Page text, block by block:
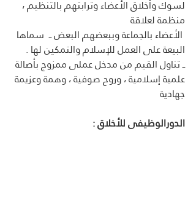
لسوك وأخلاق الأعضاء وترابتهم بالتنظيم ،
منظمة لعلاقة
الأعضاء بالجماعة وببعضهم البعض ــ  سماها
البيعة على العمل للإسلام والتمكين لها .
ــ تناول القيم من مدخل عملى ممزوج بأصالة
علمية إسلامية ، وروح صوفية ، وهمة وعزيمة
جهادية
الدورالوظيفى للأخلاق :